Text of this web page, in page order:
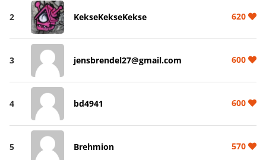
2 KekseKekseKekse 620
3 jensbrendel27@gmail.com 600
4 bd4941 600
5 Brehmion 570